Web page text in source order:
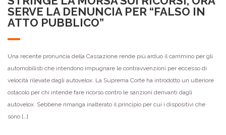
SERVE LA DENUNCIA PER “FALSO IN
ATTO PUBBLICO”
Una recente pronuncia della Cassazione rende più arduo il cammino per gli
automobilisti che intendono impugnare le contravvenzioni per eccesso di
velocità rilevate dagli autovelox. La Suprema Corte ha introdotto un ulteriore
ostacolo per chi intende fare ricorso contro le sanzioni derivanti dagli
autovelox. Sebbene rimanga inalterato il principio per cui i dispositivi che
sono […]